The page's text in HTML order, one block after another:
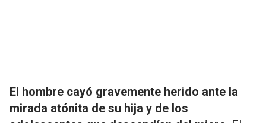
El hombre cayó gravemente herido ante la
mirada atónita de su hija y de los